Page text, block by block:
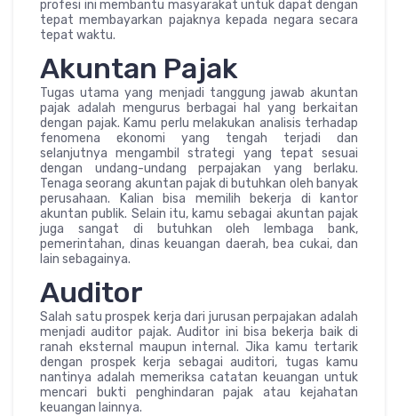
profesi ini membantu masyarakat untuk dapat dengan
tepat membayarkan pajaknya kepada negara secara
tepat waktu.
Akuntan Pajak
Tugas utama yang menjadi tanggung jawab akuntan
pajak adalah mengurus berbagai hal yang berkaitan
dengan pajak. Kamu perlu melakukan analisis terhadap
fenomena ekonomi yang tengah terjadi dan
selanjutnya mengambil strategi yang tepat sesuai
dengan undang-undang perpajakan yang berlaku.
Tenaga seorang akuntan pajak di butuhkan oleh banyak
perusahaan. Kalian bisa memilih bekerja di kantor
akuntan publik. Selain itu, kamu sebagai akuntan pajak
juga sangat di butuhkan oleh lembaga bank,
pemerintahan, dinas keuangan daerah, bea cukai, dan
lain sebagainya.
Auditor
Salah satu prospek kerja dari jurusan perpajakan adalah
menjadi auditor pajak. Auditor ini bisa bekerja baik di
ranah eksternal maupun internal. Jika kamu tertarik
dengan prospek kerja sebagai auditori, tugas kamu
nantinya adalah memeriksa catatan keuangan untuk
mencari bukti penghindaran pajak atau kejahatan
keuangan lainnya.